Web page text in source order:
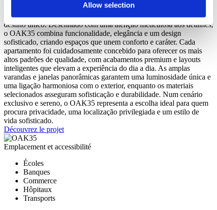
Allow selection
ambiente tranquilo e de baixa densidade, garantindo privacidade
sem comprometer a proximidade a tudo o que torna Vilamoura um
destino único. Desenhado com uma atenção meticulosa aos detalhes,
o OAK35 combina funcionalidade, elegância e um design
sofisticado, criando espaços que unem conforto e caráter. Cada
apartamento foi cuidadosamente concebido para oferecer os mais
altos padrões de qualidade, com acabamentos premium e layouts
inteligentes que elevam a experiência do dia a dia. As amplas
varandas e janelas panorâmicas garantem uma luminosidade única e
uma ligação harmoniosa com o exterior, enquanto os materiais
selecionados asseguram sofisticação e durabilidade. Num cenário
exclusivo e sereno, o OAK35 representa a escolha ideal para quem
procura privacidade, uma localização privilegiada e um estilo de
vida sofisticado.
Découvrez le projet
Emplacement et accessibilité
Écoles
Banques
Commerce
Hôpitaux
Transports